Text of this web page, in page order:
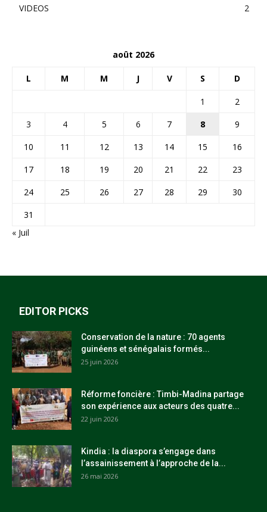
VIDEOS
2
août 2026
L M M J V S D
1
2
3
4 5 6 7 8
9
10
11 12 13 14 15
16
17
18 19 20 21 22
23
24
25 26 27 28 29
30
31
« Juil
EDITOR PICKS
Conservation de la nature : 70 agents
guinéens et sénégalais formés...
25 juin 2026
Réforme foncière : Timbi-Madina partage
son expérience aux acteurs des quatre...
22 juin 2026
Kindia : la diaspora s’engage dans
l’assainissement à l’approche de la...
26 mai 2026